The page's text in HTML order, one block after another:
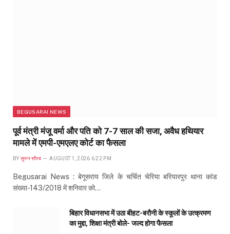
BEGUSARAI NEWS
पूर्व मंत्री मंजू वर्मा और पति को 7-7 साल की सजा, अवैध हथियार
मामले में एमपी-एमएलए कोर्ट का फैसला
BY सुमन सौरब AUGUST 1, 2026 6:22 PM
Begusarai News : बेगूसराय जिले के चर्चित चेरिया बरियारपुर थाना कांड
संख्या-143/2018 में शनिवार को…
बिहार विधानसभा में उठा बीहट-बरौनी के स्कूलों के उत्क्रमण
का मुद्दा, शिक्षा मंत्री बोले- जल्द होगा फैसला